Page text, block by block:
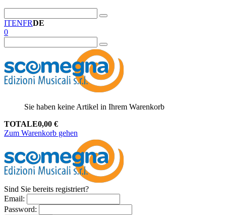
ITENFRDE
0
Sie haben keine Artikel in Ihrem Warenkorb
TOTALE0,00 €
Zum Warenkorb gehen
Sind Sie bereits registriert?
Email:
Password: